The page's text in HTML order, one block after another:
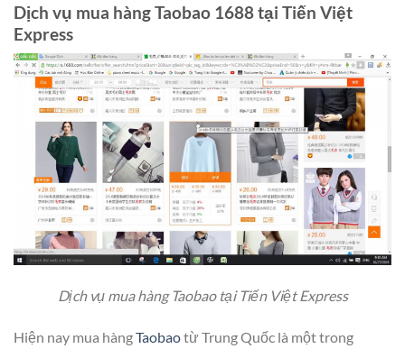
Dịch vụ mua hàng Taobao 1688 tại Tiến Việt
Express
Dịch vụ mua hàng Taobao tại Tiến Việt Express
Hiện nay mua hàngTaobaotừ Trung Quốc là một trong